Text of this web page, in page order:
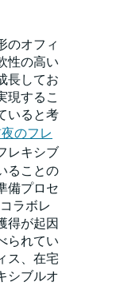
のオフィ
性の高い
長してお
現するこ
いると考
のフレ
レキシブ
ることの
備プロセ
ラボレ
得が起因
られてい
ス、在宅
シブルオ